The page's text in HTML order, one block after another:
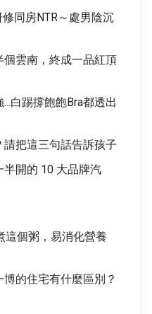
同房NTR～處男陰沉
雲南，終成一品紅頂
白踢撐飽飽bra都透出
把這三句話告訴孩子
開的 10 大品牌汽
這個粥，易消化營養
的住宅有什麼區別？